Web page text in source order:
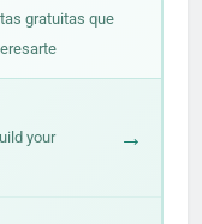
gratuitas que
your
→